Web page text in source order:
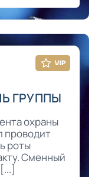
ГРУППЫ
охраны
проводит
роты
Сменный